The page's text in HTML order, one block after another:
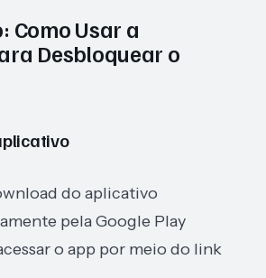
Como Usar a
Desbloquear o
do aplicativo
pela Google Play
o app por meio do link